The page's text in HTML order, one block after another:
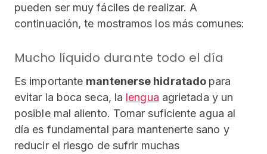
pueden ser muy fáciles de realizar. A
continuación, te mostramos los más comunes:
Mucho líquido durante todo el día
Es importante mantenerse hidratado para
evitar la boca seca, la lengua agrietada y un
posible mal aliento. Tomar suficiente agua al
día es fundamental para mantenerte sano y
reducir el riesgo de sufrir muchas